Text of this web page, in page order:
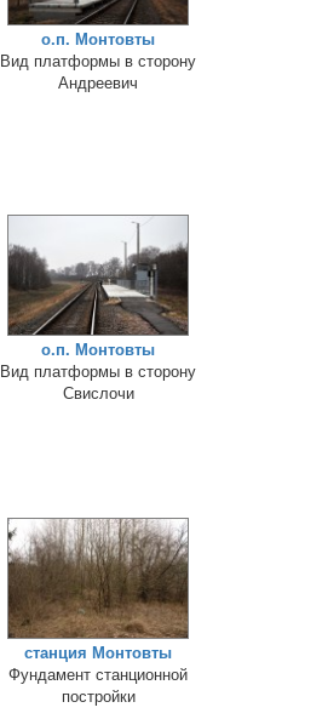
о.п. Монтовты
Вид платформы в сторону
Андреевич
о.п. Монтовты
Вид платформы в сторону
Свислочи
станция Монтовты
Фундамент станционной
постройки